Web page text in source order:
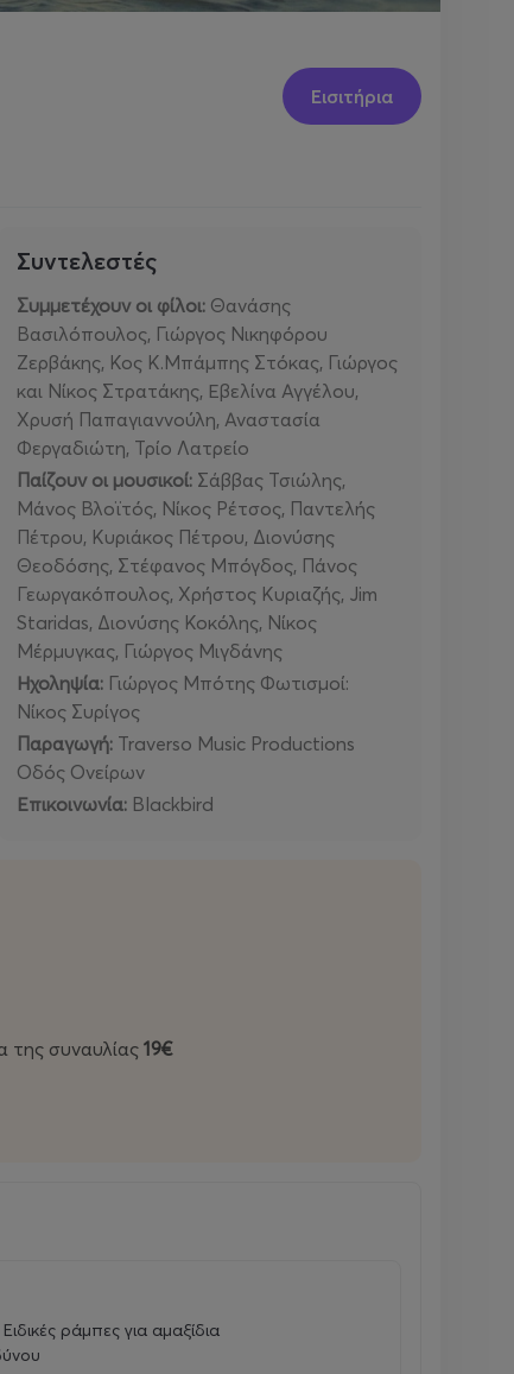
Εισιτήρια
Συντελεστές
Συμμετέχουν οι φίλοι: Θανάσης
Βασιλόπουλος, Γιώργος Νικηφόρου
Ζερβάκης, Κος Κ.Μπάμπης Στόκας, Γιώργος
και Νίκος Στρατάκης, Εβελίνα Αγγέλου,
Χρυσή Παπαγιαννούλη, Αναστασία
Φεργαδιώτη, Τρίο Λατρείο
Παίζουν οι μουσικοί: Σάββας Τσιώλης,
Μάνος Βλοϊτός, Νίκος Ρέτσος, Παντελής
Πέτρου, Κυριάκος Πέτρου, Διονύσης
Θεοδόσης, Στέφανος Μπόγδος, Πάνος
Γεωργακόπουλος, Χρήστος Κυριαζής, Jim
Staridas, Διονύσης Κοκόλης, Νίκος
Μέρμυγκας, Γιώργος Μιγδάνης
Ηχοληψία: Γιώργος Μπότης Φωτισμοί:
Νίκος Συρίγος
Παραγωγή: Traverso Music Productions
Οδός Ονείρων
Επικοινωνία: Blackbird
της συναυλίας 19€
Ειδικές ράμπες για αμαξίδια